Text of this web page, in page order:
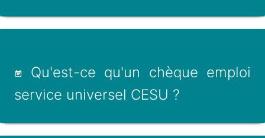
Qu'est-ce qu'un chèque emploi
service universel CESU ?